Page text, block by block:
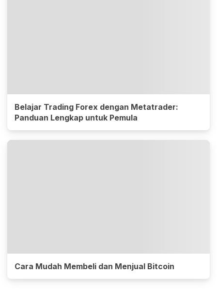
Belajar Trading Forex dengan Metatrader:
Panduan Lengkap untuk Pemula
Cara Mudah Membeli dan Menjual Bitcoin